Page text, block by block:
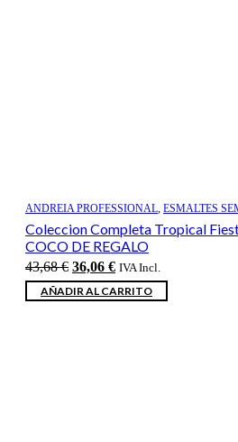
ANDREIA PROFESSIONAL, ESMALTES
Coleccion Completa Tropical
COCO DE REGALO
43,68€ El
precio
original
36,06 €El
precio
actual
IVA Incl.
AÑADIR AL CARRITO